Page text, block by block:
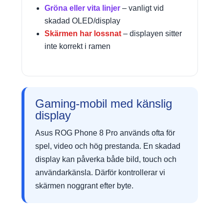
Gröna eller vita linjer – vanligt vid
skadad OLED/display
Skärmen har lossnat – displayen sitter
inte korrekt i ramen
Gaming-mobil med känslig
display
Asus ROG Phone 8 Pro används ofta för
spel, video och hög prestanda. En skadad
display kan påverka både bild, touch och
användarkänsla. Därför kontrollerar vi
skärmen noggrant efter byte.